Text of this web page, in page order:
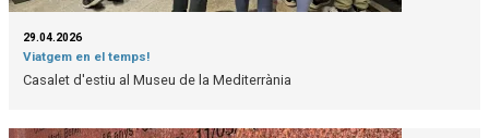
29.04.2026
Viatgem en el temps!
Casalet d'estiu al Museu de la Mediterrània